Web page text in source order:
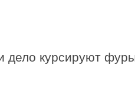
дело курсируют